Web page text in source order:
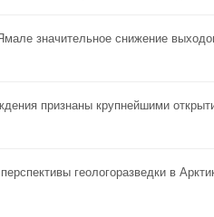
значительное снижение
признаны крупнейшими
геологоразведки в